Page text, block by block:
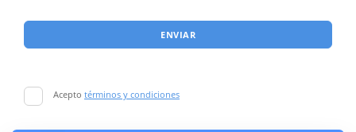
ENVIAR
Acepto términos y condiciones